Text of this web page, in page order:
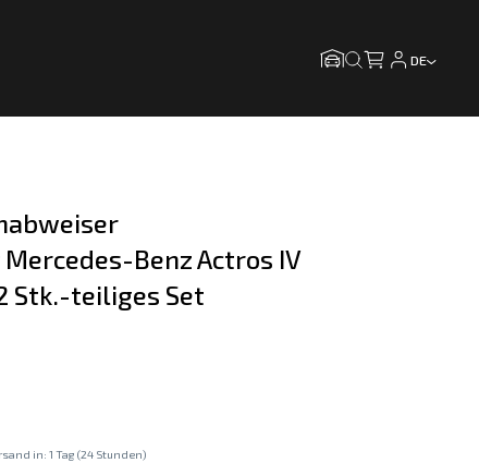
DE
Benz Actros IV
Stk.-teiliges Set
in: 1 Tag (24 Stunden)